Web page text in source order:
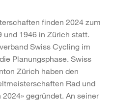
finden 2024 zum
1946 in Zürich statt.
Swiss Cycling im
Planungsphase. Swiss
Zürich haben den
Rad und
gegründet. An seiner